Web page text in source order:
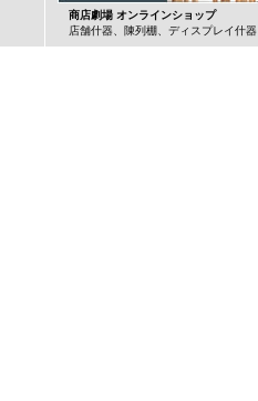
商店劇場 オンラインショップ
店舗什器、陳列棚、ディスプレイ什器